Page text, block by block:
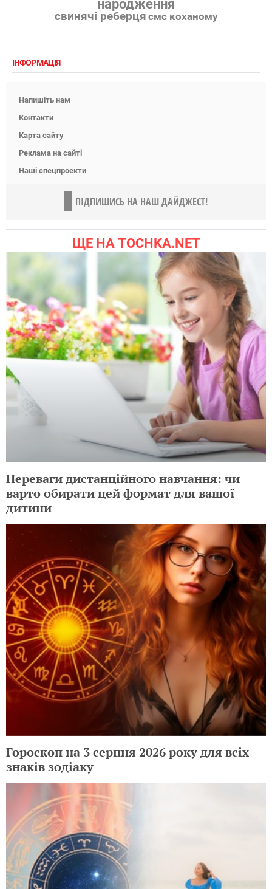
народження
свинячі реберця смс коханому
ІНФОРМАЦІЯ
Напишіть нам
Контакти
Карта сайту
Реклама на сайті
Наші спецпроекти
ПІДПИШИСЬ НА НАШ ДАЙДЖЕСТ!
ЩЕ НА TOCHKA.NET
Переваги дистанційного навчання: чи
варто обирати цей формат для вашої
дитини
Гороскоп на 3 серпня 2026 року для всіх
знаків зодіаку